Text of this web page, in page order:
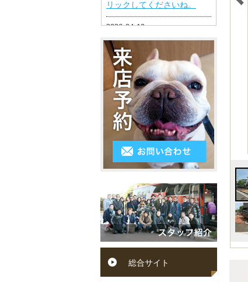
ア
コ
ン
シ
ス
ム
チ
ン
ペ
ッ
ト
小
北
小
倉
南
区
遠
賀
町
水
巻
2LDK
3K・
3DK・
3LDK
4K
以
上
４
円
５
万
５
円
～
６
万 総合サイト